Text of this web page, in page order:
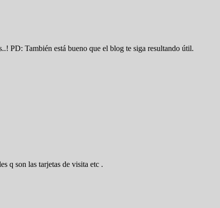
PD: También está bueno que el blog te siga resultando útil.
q son las tarjetas de visita etc .